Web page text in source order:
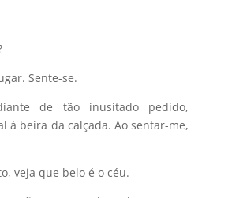
Sente-se.
de tão inusitado pedido,
à beira da calçada. Ao sentar-me,
veja que belo é o céu.